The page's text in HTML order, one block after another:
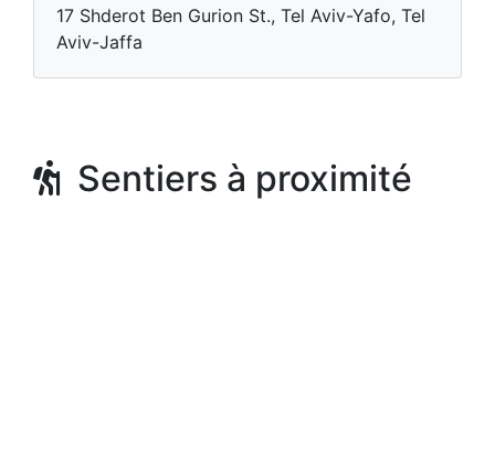
17 Shderot Ben Gurion St., Tel Aviv-Yafo, Tel
Aviv-Jaffa
Sentiers à proximité